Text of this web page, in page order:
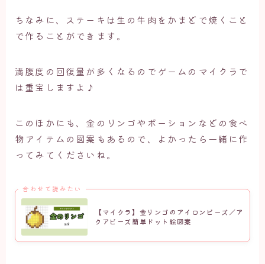
ちなみに、ステーキは生の牛肉をかまどで焼くこと
で作ることができます。
満腹度の回復量が多くなるのでゲームのマイクラで
は重宝しますよ♪
このほかにも、金のリンゴやポーションなどの食べ
物アイテムの図案もあるので、よかったら一緒に作
ってみてくださいね。
合わせて読みたい
【マイクラ】金リンゴのアイロンビーズ／ア
クアビーズ簡単ドット絵図案